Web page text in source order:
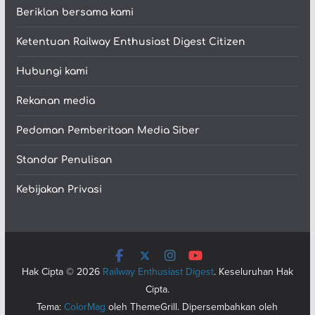
Beriklan bersama kami
Ketentuan Railway Enthusiast Digest Citizen
Hubungi kami
Rekanan media
Pedoman Pemberitaan Media Siber
Standar Penulisan
Kebijakan Privasi
Hak Cipta © 2026 Railway Enthusiast Digest. Keseluruhan Hak
Cipta.
Tema:ColorMag oleh ThemeGrill. Dipersembahkan oleh